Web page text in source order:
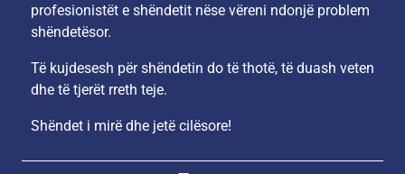
profesionistët e shëndetit nëse vëreni ndonjë problem
shëndetësor.
Të kujdesesh për shëndetin do të thotë, të duash veten
dhe të tjerët rreth teje.
Shëndet i mirë dhe jetë cilësore!